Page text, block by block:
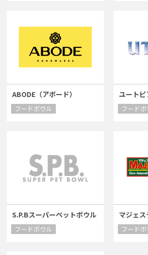
ABODE（アボード）
フードボウル
ユート
フードボ
S.P.Bスーパーペットボウル
フードボウル
マジェ
フードボ